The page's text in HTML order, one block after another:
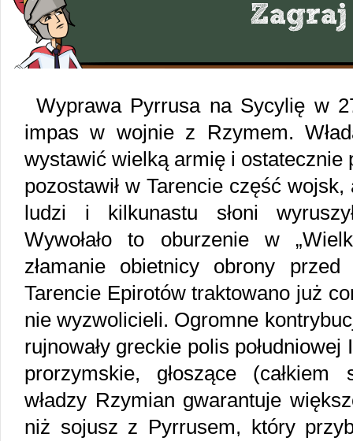
Wyprawa Pyrrusa na Sycylię w
impas w wojnie z Rzymem.
wystawić wielką armię i ostatecznie
pozostawił w Tarencie część
ludzi i kilkunastu słoni
Wywołało to oburzenie w
złamanie obietnicy obrony
Tarencie Epirotów traktowano już
nie wyzwolicieli. Ogromne
rujnowały greckie polis południowej
prorzymskie, głoszące
władzy Rzymian gwarantuje
niż sojusz z Pyrrusem, który